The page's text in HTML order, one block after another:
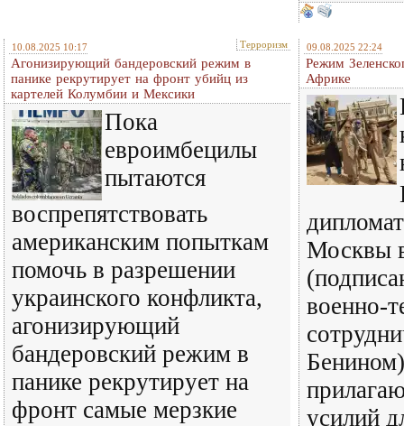
10.08.2025 10:17 Терроризм
Агонизирующий бандеровский режим в
панике рекрутирует на фронт убийц из
картелей Колумбии и Мексики
Пока
евроимбецилы
пытаются
воспрепятствовать
американским попыткам
помочь в разрешении
украинского конфликта,
агонизирующий
бандеровский режим в
панике рекрутирует на
фронт самые мерзкие
09.08.2025 22:24
Режим
Африке
Москвы
военно-
усилий